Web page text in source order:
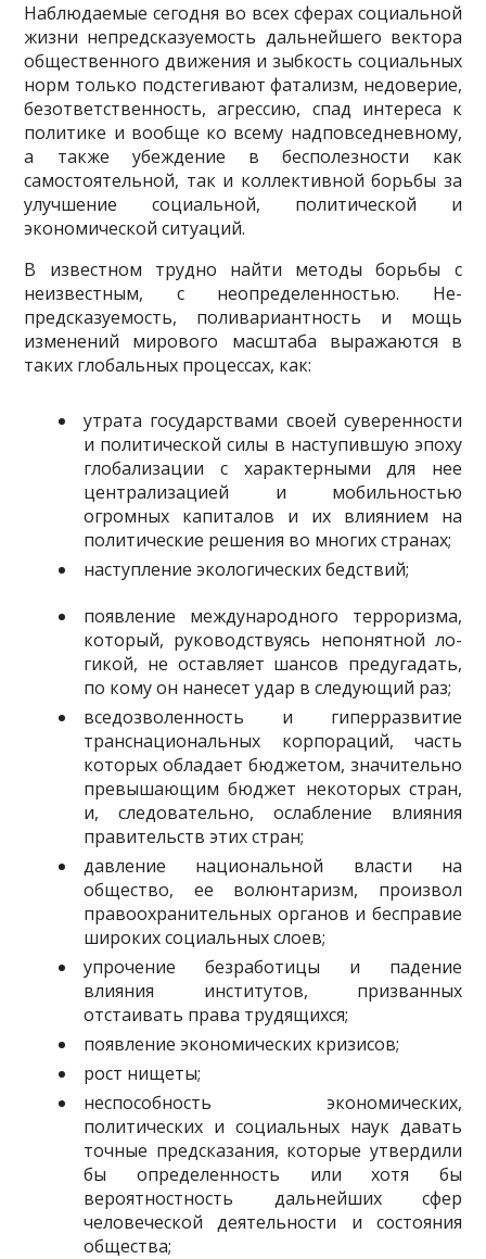
Наблюдаемые сегодня во всех сферах социальной
жизни непредсказуемость дальней­шего вектора
общественного движения и зыбкость социальных
норм только подстегивают фатализм, недоверие,
безответственность, агрессию, спад интереса к
политике и вообще ко всему надповседневному,
а также убеждение в бесполезности как
самостоятельной, так и коллективной борьбы за
улучшение социальной, политической и
экономической ситуаций.
В известном трудно найти методы борьбы с
неизвестным, с неопределенностью. Не­
предсказуемость, поливариантность и мощь
изменений мирового масштаба выражаются в
таких глобальных процессах, как:
утрата государствами своей суверенности
и политической силы в наступившую эпоху
глобализации с характерными для нее
централизацией и мобильностью
огромных ка­питалов и их влиянием на
политические решения во многих странах;
наступление экологических бедствий;
появление международного терроризма,
который, руководствуясь непонятной ло­
гикой, не оставляет шансов предугадать,
по кому он нанесет удар в следующий раз;
вседозволенность и гиперразвитие
транснациональных корпораций, часть
которых обладает бюджетом, значительно
превышающим бюджет некоторых стран,
и, следовательно, ослабление влияния
правительств этих стран;
давление национальной власти на
общество, ее волюнтаризм, произвол
правоохра­нительных органов и бесправие
широких социальных слоев;
упрочение безработицы и падение
влияния институтов, призванных
отстаивать пра­ва трудящихся;
появление экономических кризисов;
рост нищеты;
неспособность экономических,
политических и социальных наук давать
точные предсказания, которые утвердили
бы определенность или хотя бы
вероятностность дальней­ших сфер
человеческой деятельности и состояния
общества;